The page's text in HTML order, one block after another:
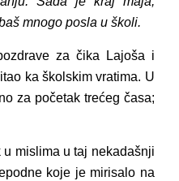
mnogo posla u školi.
za čika Lajoša i
ka školskim vratima. U
za početak trećeg časa;
u mislima u taj nekadašnji
koje je mirisalo na